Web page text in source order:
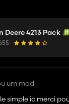
Deere 4213 Pack
um mod
simple ic merci